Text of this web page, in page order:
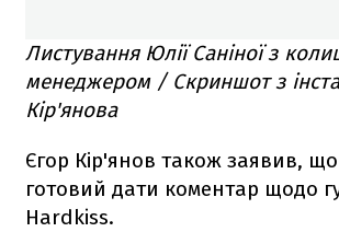
Листування Юлії Саніної з
менеджером / Скриншот з
Кір'янова
Єгор Кір'янов також заявив,
готовий дати коментар щодо
Hardkiss.